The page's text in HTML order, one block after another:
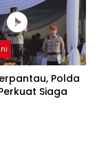
Polda
Siaga